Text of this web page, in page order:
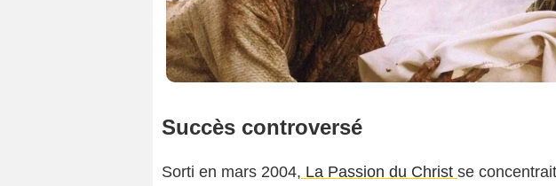
Succès controversé
Sorti en mars 2004, La Passion du Christ se